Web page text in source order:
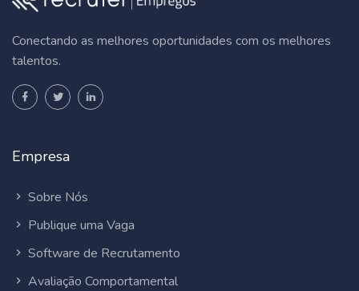
Conectando as melhores oportunidades com os melhores
talentos.
Empresa
Sobre Nós
Publique uma Vaga
Software de Recrutamento
Avaliação Comportamental